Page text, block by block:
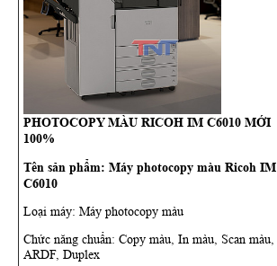
PHOTOCOPY MÀU RICOH IM C6010 MỚI
100%
Tên sản phẩm: Máy photocopy màu Ricoh IM
C6010
Loại máy: Máy photocopy màu
Chức năng chuẩn: Copy màu, In màu, Scan màu,
ARDF, Duplex